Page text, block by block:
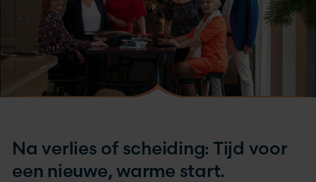
Na verlies of scheiding: Tijd voor
een nieuwe, warme start.